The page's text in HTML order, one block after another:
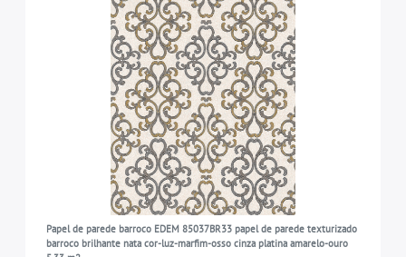
Papel de parede barroco EDEM 85037BR33 papel de parede texturizado
barroco brilhante nata cor-luz-marfim-osso cinza platina amarelo-ouro